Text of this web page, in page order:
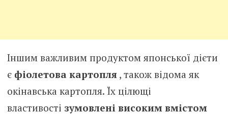
Іншим важливим продуктом японської дієти
є фіолетова картопля, також відома як
окінавська картопля. Їх цілющі
властивості зумовлені високим вмістом